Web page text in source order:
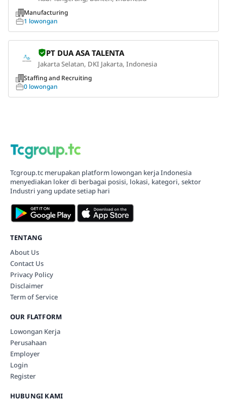
Manufacturing
1 lowongan
PT DUA ASA TALENTA
Jakarta Selatan, DKI Jakarta, Indonesia
Staffing and Recruiting
0 lowongan
Tcgroup.tc merupakan platform lowongan kerja Indonesia
menyediakan loker di berbagai posisi, lokasi, kategori, sektor
Industri yang update setiap hari
TENTANG
About Us
Contact Us
Privacy Policy
Disclaimer
Term of Service
OUR FLATFORM
Lowongan Kerja
Perusahaan
Employer
Login
Register
HUBUNGI KAMI